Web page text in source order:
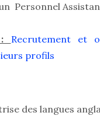
Personnel
Recrutement et
profils
des langues